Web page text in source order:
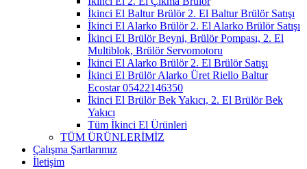
İkinci El Baltur Brülör 2. El Baltur Brülör Satışı
İkinci El Alarko Brülör 2. El Alarko Brülör Satışı
İkinci El Brülör Beyni, Brülör Pompası, 2. El
Multiblok, Brülör Servomotoru
İkinci El Alarko Brülör 2. El Brülör Satışı
İkinci El Brülör Alarko Üret Riello Baltur
Ecostar 05422146350
İkinci El Brülör Bek Yakıcı, 2. El Brülör Bek
Yakıcı
Tüm İkinci El Ürünleri
TÜM ÜRÜNLERİMİZ
Çalışma Şartlarımız
İletişim